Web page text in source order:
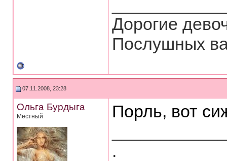
Дорогие
Послушных
07.11.2008, 23:28
Ольга Бурдыга
Местный
Порль, вот
.